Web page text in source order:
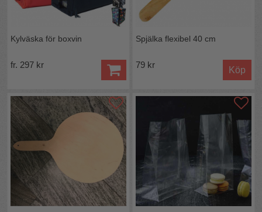
Kylväska för boxvin
fr. 297 kr
Spjälka flexibel 40 cm
79 kr
Köp